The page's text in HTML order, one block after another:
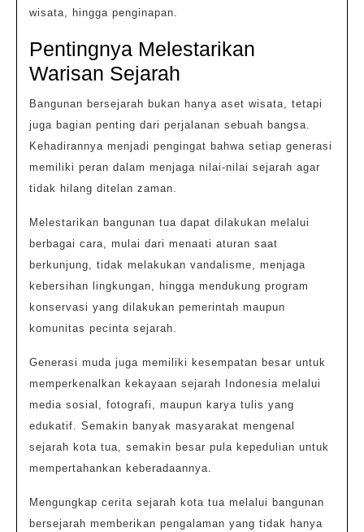
wisata, hingga penginapan.
Pentingnya Melestarikan
Warisan Sejarah
Bangunan bersejarah bukan hanya aset wisata, tetapi
juga bagian penting dari perjalanan sebuah bangsa.
Kehadirannya menjadi pengingat bahwa setiap generasi
memiliki peran dalam menjaga nilai-nilai sejarah agar
tidak hilang ditelan zaman.
Melestarikan bangunan tua dapat dilakukan melalui
berbagai cara, mulai dari menaati aturan saat
berkunjung, tidak melakukan vandalisme, menjaga
kebersihan lingkungan, hingga mendukung program
konservasi yang dilakukan pemerintah maupun
komunitas pecinta sejarah.
Generasi muda juga memiliki kesempatan besar untuk
memperkenalkan kekayaan sejarah Indonesia melalui
media sosial, fotografi, maupun karya tulis yang
edukatif. Semakin banyak masyarakat mengenal
sejarah kota tua, semakin besar pula kepedulian untuk
mempertahankan keberadaannya.
Mengungkap cerita sejarah kota tua melalui bangunan
bersejarah memberikan pengalaman yang tidak hanya